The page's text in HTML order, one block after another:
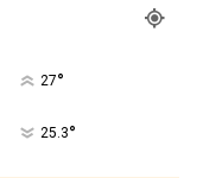
27°
25.3°